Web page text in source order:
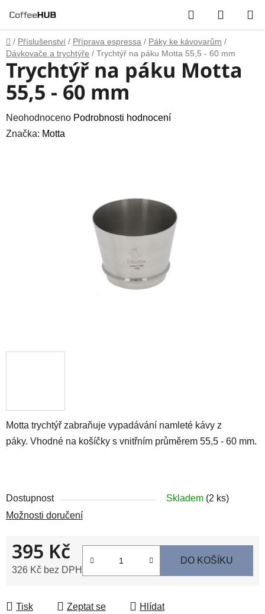
na
obsah
Hledat
KOŠÍK
Domů
/ Příslušenství / Příprava espressa / Páky ke kávovarům /
Dávkovače a trychtýře / Trychtýř na páku Motta 55,5 - 60 mm
Motta trychtýř zabraňuje vypadávání namleté kávy z
páky. Vhodné na košíčky s vnitřním průměrem 55,5 - 60 mm.
Dostupnost Skladem (2 ks)
Možnosti doručení
395 Kč
326 Kč bez DPH
DO KOŠÍKU
Tisk Zeptat se Hlídat
Trychtýř na páku Motta
55,5 - 60 mm
Průměrné
hodnocení
Neohodnoceno Podrobnosti hodnocení
Značka: Motta